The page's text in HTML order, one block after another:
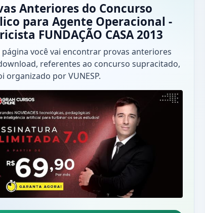
Anteriores do Concurso
para Agente Operacional -
FUNDAÇÃO CASA 2013
página você vai encontrar provas anteriores
referentes ao concurso supracitado,
organizado por VUNESP.